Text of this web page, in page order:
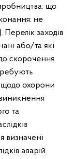
що
не
заходів
або/та які
скорочення
щодо охорони
та
визначені
аварій.